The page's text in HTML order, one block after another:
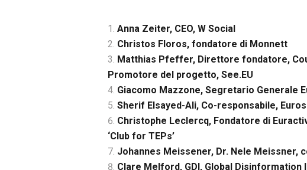
Anna Zeiter, CEO, W Social
Christos Floros, fondatore di Monnett
Matthias Pfeffer, Direttore fondatore,
Promotore del progetto, See.EU
Giacomo Mazzone, Segretario Generale
Sherif Elsayed-Ali, Co-responsabile,
Christophe Leclercq, Fondatore di
‘Club for TEPs’
Johannes Meissener, Dr. Nele Meissner,
Clare Melford, GDI, Global